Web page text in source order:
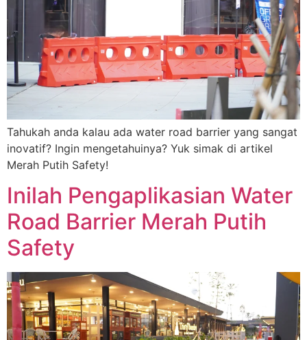
Tahukah anda kalau ada water road barrier yang sangat
inovatif? Ingin mengetahuinya? Yuk simak di artikel
Merah Putih Safety!
Inilah Pengaplikasian Water
Road Barrier Merah Putih
Safety